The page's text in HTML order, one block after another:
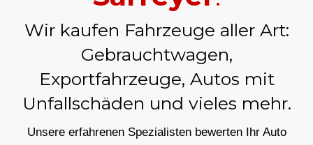
Wir kaufen Fahrzeuge aller Art:
Gebrauchtwagen,
Exportfahrzeuge, Autos mit
Unfallschäden und vieles mehr.
Unsere erfahrenen Spezialisten bewerten Ihr Auto